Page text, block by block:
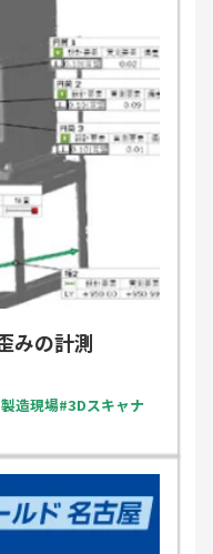
みの計測
製造現場 3Dスキャナ